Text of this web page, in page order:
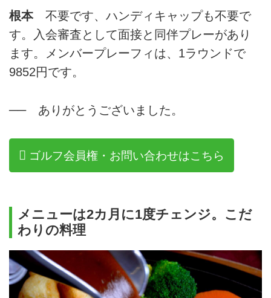
根本不要です、ハンディキャップも不要で
す。入会審査として面接と同伴プレーがあり
ます。メンバープレーフィは、1ラウンドで
9852円です。
── ありがとうございました。
ゴルフ会員権・お問い合わせはこちら
メニューは2カ月に1度チェンジ。こだ
わりの料理